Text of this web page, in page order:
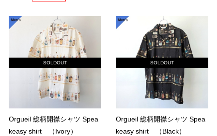
SOLDOUT
Orgueil 総柄開襟シャツ Spea
keasy shirt （Ivory）
SOLDOUT
Orgueil 総柄開襟シャツ Spea
keasy shirt （Black）